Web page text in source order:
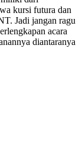
kursi futura dan
Jadi jangan ragu
acara
diantaranya